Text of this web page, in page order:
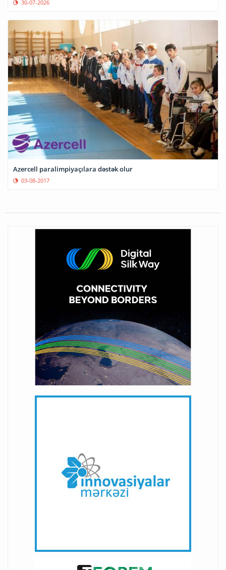
30-07-2026
Azercell paralimpiyaçılara dəstək olur
03-08-2017